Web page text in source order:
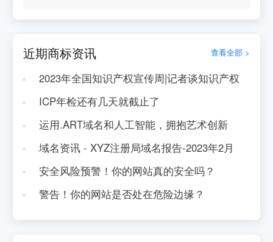
近期商标资讯 查看全部 >
2023年全国知识产权宣传周|记者谈知识产权
ICP年检还有几天就截止了
运用.ART域名和人工智能，拥抱艺术创新
域名资讯 - XYZ注册局域名报告-2023年2月
安全风险预警！你的网站真的安全吗？
警告！你的网站是否处在危险边缘？